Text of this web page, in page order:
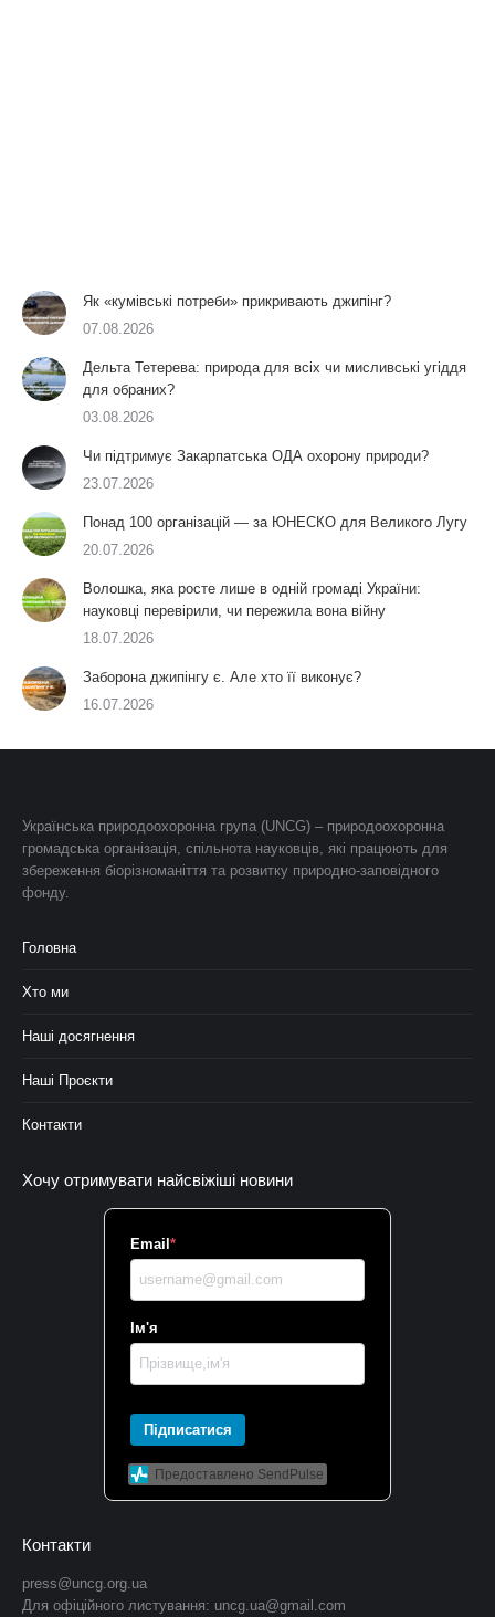
Як «кумівські потреби» прикривають джипінг?
07.08.2026
Дельта Тетерева: природа для всіх чи мисливські угіддя
для обраних?
03.08.2026
Чи підтримує Закарпатська ОДА охорону природи?
23.07.2026
Понад 100 організацій — за ЮНЕСКО для Великого Лугу
20.07.2026
Волошка, яка росте лише в одній громаді України:
науковці перевірили, чи пережила вона війну
18.07.2026
Заборона джипінгу є. Але хто її виконує?
16.07.2026
Українська природоохоронна група (UNCG) – природоохоронна
громадська організація, спільнота науковців, які працюють для
збереження біорізноманіття та розвитку природно-заповідного
фонду.
Головна
Хто ми
Наші досягнення
Наші Проєкти
Контакти
Хочу отримувати найсвіжіші новини
Email *
Ім'я
Підписатися
Предоставлено SendPulse
Контакти
press@uncg.org.ua
Для офіційного листування: uncg.ua@gmail.com